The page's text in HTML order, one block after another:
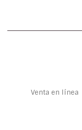
Venta en línea